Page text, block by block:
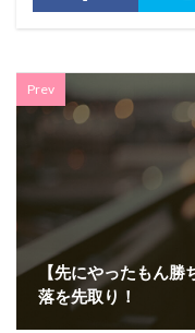
Prev
【先にやったもん勝
落を先取り！